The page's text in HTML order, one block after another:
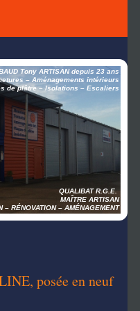
Tony ARTISAN depuis 23 ans
– Aménagements intérieurs
de plâtre – Isolations – Escaliers
QUALIBAT R.G.E.
MAÎTRE ARTISAN
– RÉNOVATION – AMÉNAGEMENT
posée en neuf